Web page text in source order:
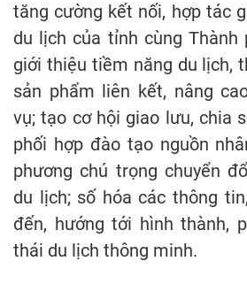
tăng cường kết nối, hợp tác
du lịch của tỉnh cùng Thành
giới thiệu tiềm năng du lịch,
sản phẩm liên kết, nâng
vụ; tạo cơ hội giao lưu, chia
phối hợp đào tạo nguồn
phương chú trọng chuyển
du lịch; số hóa các thông
đến, hướng tới hình thành,
thái du lịch thông minh.